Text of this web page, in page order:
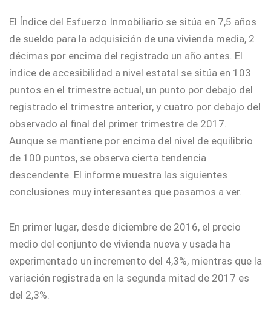
El Índice del Esfuerzo Inmobiliario se sitúa en 7,5 años
de sueldo para la adquisición de una vivienda media, 2
décimas por encima del registrado un año antes. El
índice de accesibilidad a nivel estatal se sitúa en 103
puntos en el trimestre actual, un punto por debajo del
registrado el trimestre anterior, y cuatro por debajo del
observado al final del primer trimestre de 2017.
Aunque se mantiene por encima del nivel de equilibrio
de 100 puntos, se observa cierta tendencia
descendente. El informe muestra las siguientes
conclusiones muy interesantes que pasamos a ver.
En primer lugar, desde diciembre de 2016, el precio
medio del conjunto de vivienda nueva y usada ha
experimentado un incremento del 4,3%, mientras que la
variación registrada en la segunda mitad de 2017 es
del 2,3%.